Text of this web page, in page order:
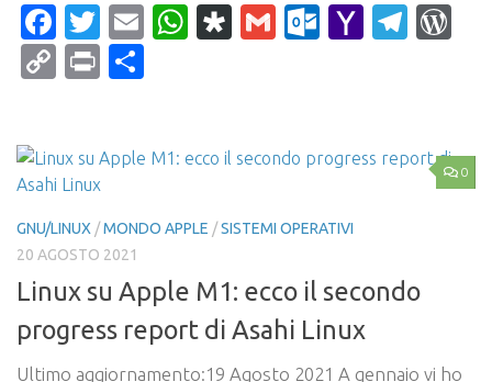
Facebook
Twitter
EmailWhatsApp
Diaspora
Gmail Yahoo
CopyPrint
0
GNU/LINUX /MONDO APPLE /SISTEMI OPERATIVI
20 AGOSTO 2021
Linux su Apple M1: ecco il secondo
progress report di Asahi Linux
Ultimo aggiornamento:19 Agosto 2021 A gennaio vi ho